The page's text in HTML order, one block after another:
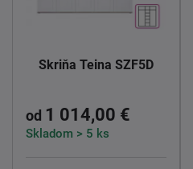
Skriňa Teina SZF5D
od 1 014,00 €
Skladom > 5 ks